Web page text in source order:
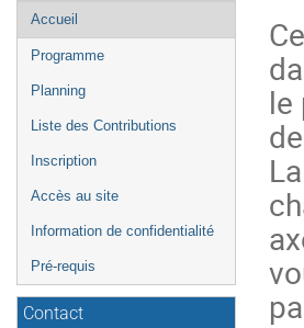
Menu
de
l'événement
Accueil
Programme
Planning
Liste des Contributions
Inscription
Accès au site
Information de confidentialité
Pré-requis
Contact
le